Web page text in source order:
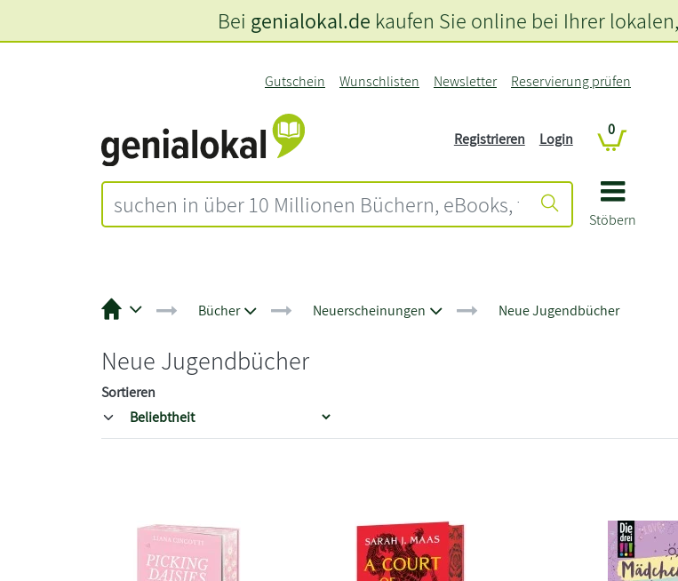
Stöbern
Gutschein Wunschlisten Newsletter Reservierung prüfen
Registrieren Login
0
Bei genialokal.de kaufen Sie online bei Ihrer lokalen
Bücher Neuerscheinungen Neue Jugendbücher
Neue Jugendbücher
Sortieren